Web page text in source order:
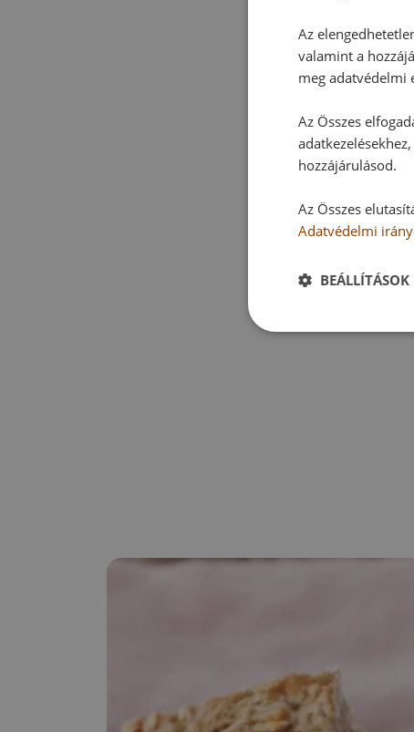
Az
valamint a
meg adatvédelmi
Az Összes
hozzájárulásod.
Az Összes
Adatvédelmi
BEÁLLÍTÁSOK